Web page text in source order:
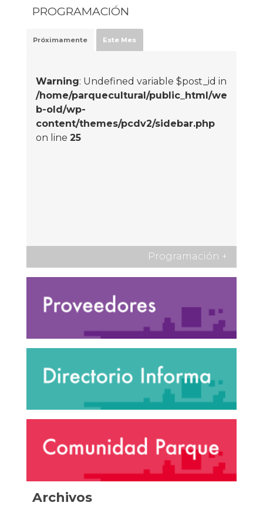
PROGRAMACIÓN
Próximamente Este Mes
Warning: Undefined variable $post_id in
/home/parquecultural/public_html/we
b-old/wp-
content/themes/pcdv2/sidebar.php
on line 25
Programación +
Archivos